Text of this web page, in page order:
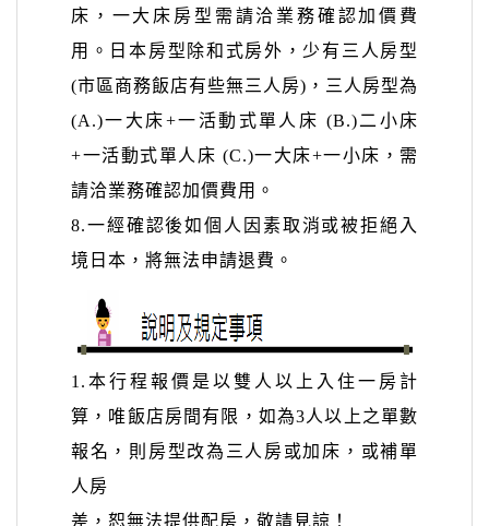
床，一大床房型需請洽業務確認加價費
用。日本房型除和式房外，少有三人房型
(市區商務飯店有些無三人房)，三 人房型為
(A.)一大床+一活動式單人床 (B.)二小床
+一活動式單人床 (C.)一大床+一小床，需
請洽業務確認加價費用。
8.一經確認後如個人因素取消或被拒絕入
境日本，將無法申請退費。
1. 本行程報價是以雙人以上入住一房計
算，唯飯店房間有限，如為3人以上之單數
報名，則房型改為三人房或加床，或補單
人房
差，恕無法提供配房，敬請見諒！